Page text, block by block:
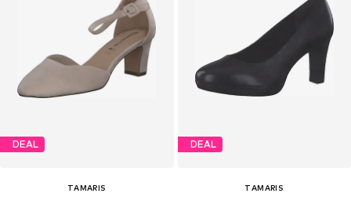
DEAL
TAMARIS
DEAL
TAMARIS